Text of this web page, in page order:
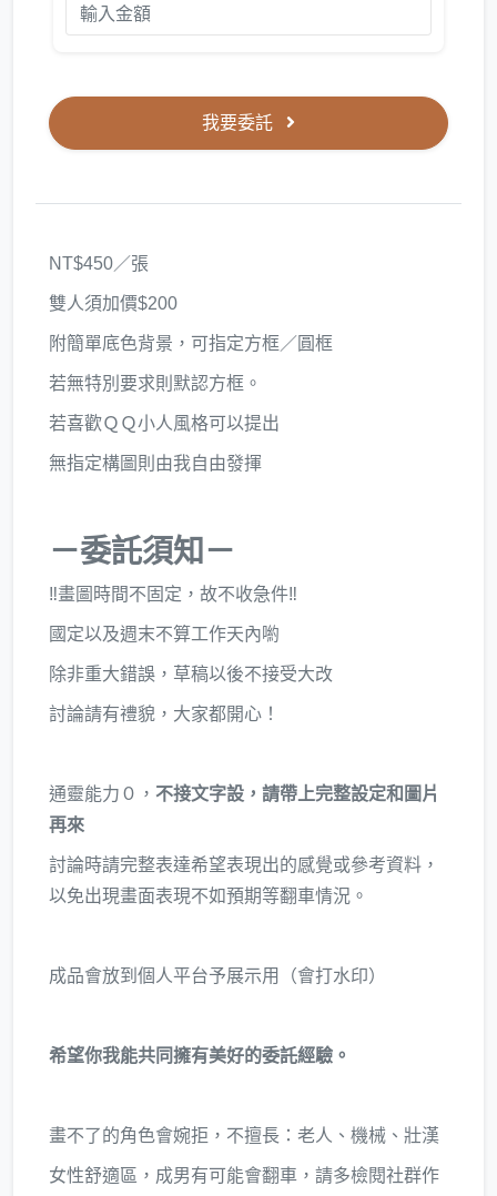
我要委託
NT$450／張
雙人須加價$200
附簡單底色背景，可指定方框／圓框
若無特別要求則默認方框。
若喜歡ＱＱ小人風格可以提出
無指定構圖則由我自由發揮
－委託須知－
‼️畫圖時間不固定，故不收急件‼️
國定以及週末不算工作天內喲
除非重大錯誤，草稿以後不接受大改
討論請有禮貌，大家都開心！
通靈能力０， 不接文字設，請帶上完整設定和圖片
再來
討論時請完整表達希望表現出的感覺或參考資料，
以免出現畫面表現不如預期等翻車情況。
成品會放到個人平台予展示用（會打水印）
希望你我能共同擁有美好的委託經驗。
畫不了的角色會婉拒，不擅長：老人、機械、壯漢
女性舒適區，成男有可能會翻車，請多檢閱社群作